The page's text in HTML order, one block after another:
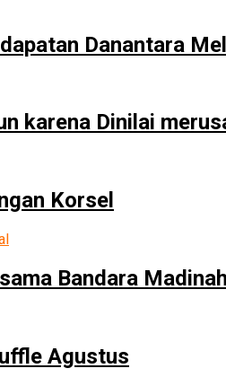
Danantara
karena Dinilai
Korsel
Bandara Madinah
Agustus